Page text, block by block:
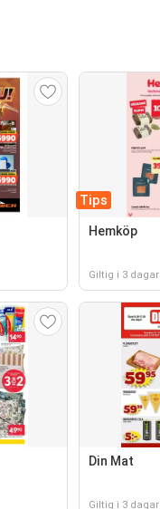
Tips
Hemköp
Giltig i 3 dagar
Din Mat
Giltig i 3 dagar